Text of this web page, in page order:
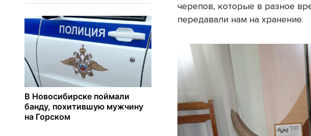
черепов, которые в разное
передавали нам на хранение.